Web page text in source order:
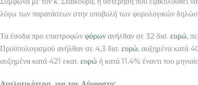
λόγω των παρατάσεων στην υποβολή των φορολογικών
Τα έσοδα προ επιστροφών φόρων ανήλθαν σε 32 δισ. ευρώ,
Προϋπολογισμού ανήλθαν σε 4,3 δισ. ευρώ, αυξημένα κατά
αυξημένα κατά 421 εκατ. ευρώ ή κατά 11,4% έναντι του